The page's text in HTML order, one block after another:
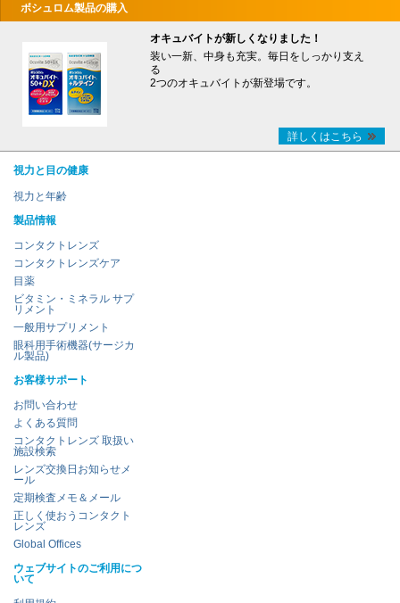
ボシュロム製品の購入
オキュバイトが新しくなりました！
装い一新、中身も充実。毎日をしっかり支え
る
2つのオキュバイトが新登場です。
詳しくはこちら
視力と目の健康
視力と年齢
製品情報
コンタクトレンズ
コンタクトレンズケア
目薬
ビタミン・ミネラル サプ
リメント
一般用サプリメント
眼科用手術機器(サージカ
ル製品)
お客様サポート
お問い合わせ
よくある質問
コンタクトレンズ 取扱い
施設検索
レンズ交換日お知らせメ
ール
定期検査メモ＆メール
正しく使おうコンタクト
レンズ
Global Offices
ウェブサイトのご利用につ
いて